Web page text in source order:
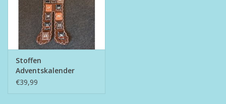
Stoffen
Adventskalender
€39,99